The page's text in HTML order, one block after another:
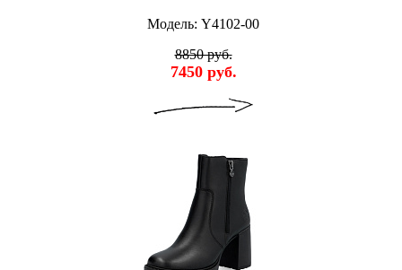
Модель: Y4102-00
8850 руб.
7450 руб.